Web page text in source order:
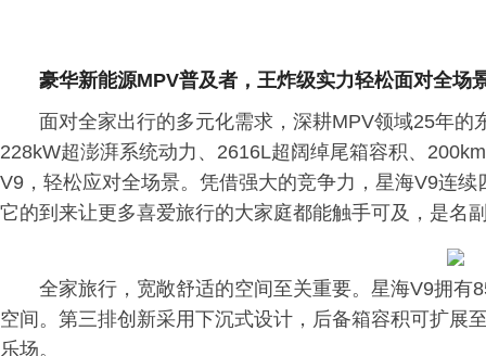
豪华新能源MPV普及者，王炸级实力轻松面对全场
面对全家出行的多元化需求，深耕MPV领域25年
228kW超澎湃系统动力、2616L超阔绰尾箱容积、
V9，轻松应对全场景。凭借强大的竞争力，星海V9连
它的到来让更多喜爱旅行的大家庭都能触手可及，是名
全家旅行，宽敞舒适的空间至关重要。星海V9拥
空间。第三排创新采用下沉式设计，后备箱容积可扩展
乐场。